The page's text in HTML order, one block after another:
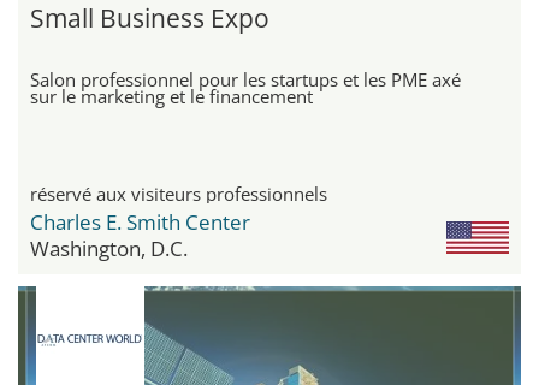
Small Business Expo
Salon professionnel pour les startups et les PME axé
sur le marketing et le financement
réservé aux visiteurs professionnels
Charles E. Smith Center
Washington, D.C.